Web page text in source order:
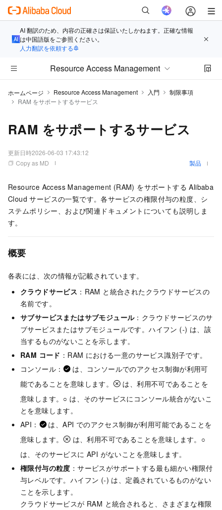
AI 翻訳のため、内容の正確さは保証いたしかねます。正確な情報
は中国語版をご参照ください。
人力翻訳を依頼する
Resource Access Management
ホームページ Resource Access Management 入門
制限事項
RAM をサポートするサービス
RAM をサポートするサービス
更新日時2026-06-03 17:43:12
Copy as MD
製品
Resource Access Management (RAM) をサポートする Alibaba
Cloud サービスの一覧です。各サービスの権限付与の粒度、シ
ステムポリシー、および関連ドキュメントについても説明しま
す。
概要
各表には、次の情報が記載されています。
クラウドサービス ：RAM と統合されたクラウドサービスの
名前です。
サブサービスまたはサブモジュール：クラウドサービスのサ
ブサービスまたはサブモジュールです。ハイフン (-) は、該
当するものがないことを示します。
RAM コード ：RAM における一意のサービス識別子です。
コンソール：
は、コンソールでのアクセス制御が利用可
能であることを意味します。
は、利用不可であることを
意味します。○ は、そのサービスにコンソール統合がないこ
とを意味します。
API：
は、API でのアクセス制御が利用可能であることを
意味します。
は、利用不可であることを意味します。○
は、そのサービスに API がないことを意味します。
権限付与の粒度 ：サービスがサポートする最も細かい権限付
与レベルです。ハイフン (-) は、定義されているものがない
ことを示します。
クラウドサービスが RAM と統合されると、さまざまな権限